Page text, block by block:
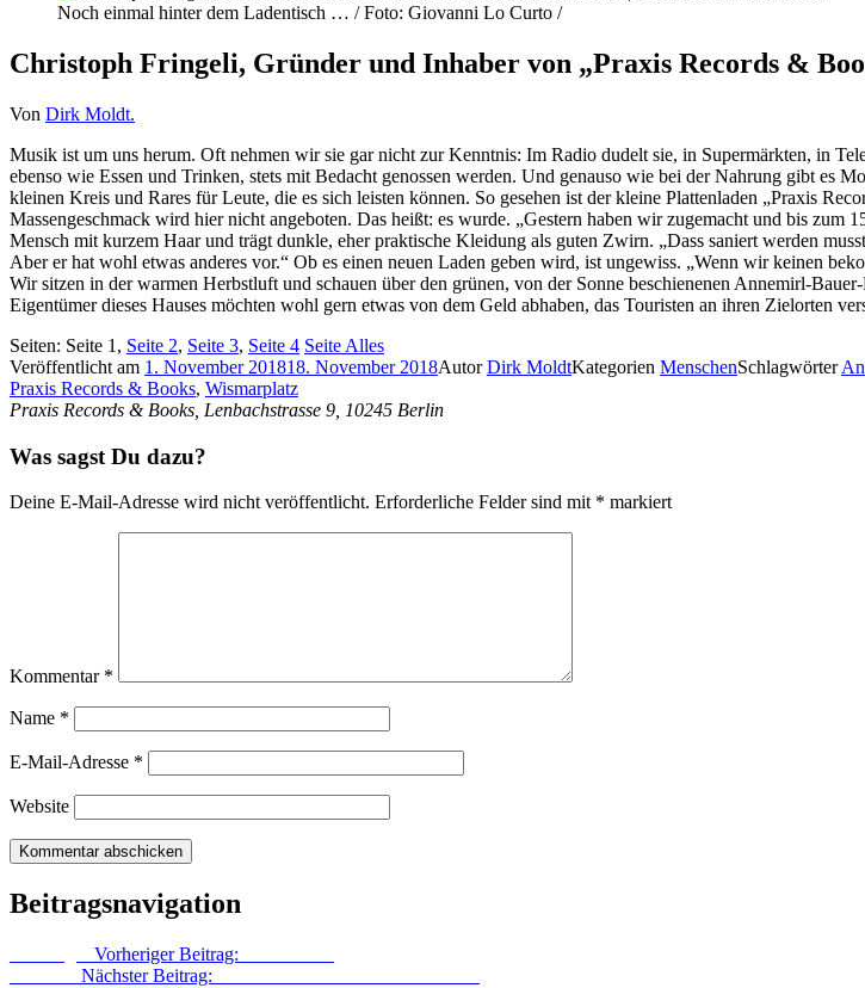
Noch einmal hinter dem Ladentisch … / Foto: Giovanni Lo Curto /
Christoph Fringeli, Gründer und Inhaber von „Praxis Records &
Von Dirk Moldt.
Musik ist um uns herum. Oft nehmen wir sie gar nicht zur Kenntnis: Im Radio dudelt sie, in Supermärkten, in
ebenso wie Essen und Trinken, stets mit Bedacht genossen werden. Und genauso wie bei der Nahrung gibt es
kleinen Kreis und Rares für Leute, die es sich leisten können. So gesehen ist der kleine Plattenladen „Praxis
Massengeschmack wird hier nicht angeboten. Das heißt: es wurde. „Gestern haben wir zugemacht und bis
Mensch mit kurzem Haar und trägt dunkle, eher praktische Kleidung als guten Zwirn. „Dass saniert werden
Aber er hat wohl etwas anderes vor.“ Ob es einen neuen Laden geben wird, ist ungewiss. „Wenn wir keinen
Wir sitzen in der warmen Herbstluft und schauen über den grünen, von der Sonne beschienenen Annemirl-
Eigentümer dieses Hauses möchten wohl gern etwas von dem Geld abhaben, das Touristen an ihren Zielorten
Seiten: Seite 1 , Seite 2, Seite 3, Seite 4 Seite Alles
Veröffentlicht am 1. November 201818. November 2018AutorDirk MoldtKategorien MenschenSchlagwörter
Praxis Records & Books, Wismarplatz
Praxis Records & Books, Lenbachstrasse 9, 10245 Berlin
Was sagst Du dazu?
Deine E-Mail-Adresse wird nicht veröffentlicht. Erforderliche Felder sind mit * markiert
Kommentar *
Name *
E-Mail-Adresse *
Website
Beitragsnavigation
Vorheriger Beitrag:
Nächster Beitrag: